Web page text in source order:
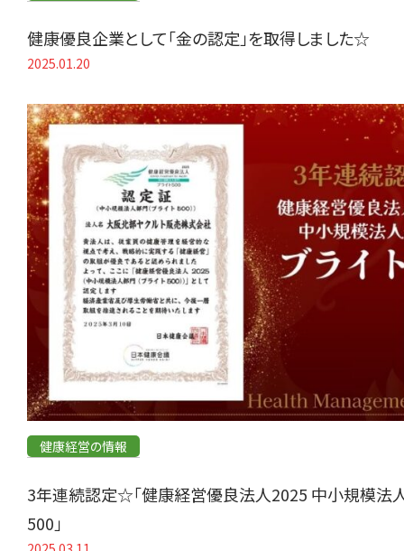
健康優良企業として「金の認定」を取得しました☆
2025.01.20
健康経営の情報
3年連続認定☆「健康経営優良法人2025 中小規模法
500」